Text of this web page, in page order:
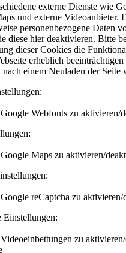
externe Dienste wie
und externe Videoanbieter.
personenbezogene Daten
diese hier deaktivieren. Bitte
dieser Cookies die
erheblich
einem Neuladen der Seite
Webfonts zu aktivieren/
Maps zu aktivieren/
reCaptcha zu aktivieren/
Einstellungen:
zu